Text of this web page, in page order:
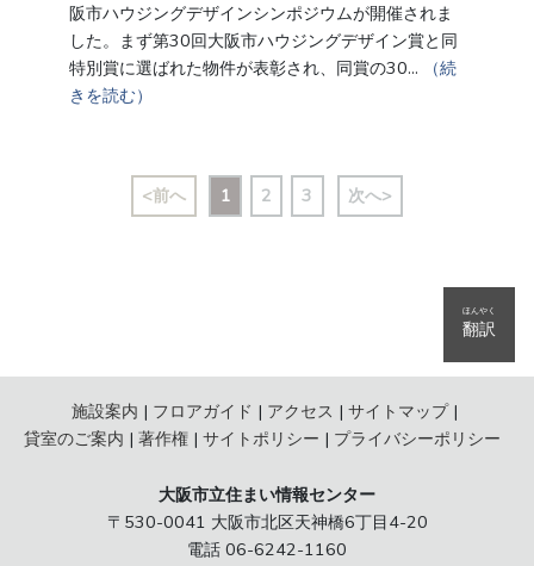
翻訳
ほんやく
阪市ハウジングデザインシンポジウムが開催されま
した。まず第30回大阪市ハウジングデザイン賞と同
特別賞に選ばれた物件が表彰され、同賞の30…
（続
きを読む）
<前へ 1 2 3 次へ>
施設案内 フロアガイド アクセス
サイトマップ
貸室のご案内
著作権 サイトポリシー プライバシーポリシー
大阪市立住まい情報センター
〒530-0041 大阪市北区天神橋6丁目4-20
電話 06-6242-1160